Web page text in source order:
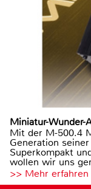
Miniatur-Wunder-
Mit der M-500.4
Generation
Superkompakt
wollen wir uns
>> Mehr erfahren